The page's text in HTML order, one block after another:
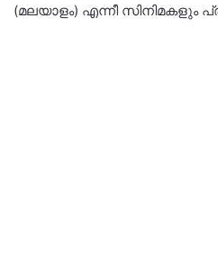
(മലയാളം) എന്നീ സിനിമകളും